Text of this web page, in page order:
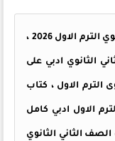
كتاب المعاصر رياضيات الصف الثاني الثانوي الترم الاول 2026 ،
ادبي على
الاول ، كتاب
الاول ادبي كامل
الثاني الثانوي